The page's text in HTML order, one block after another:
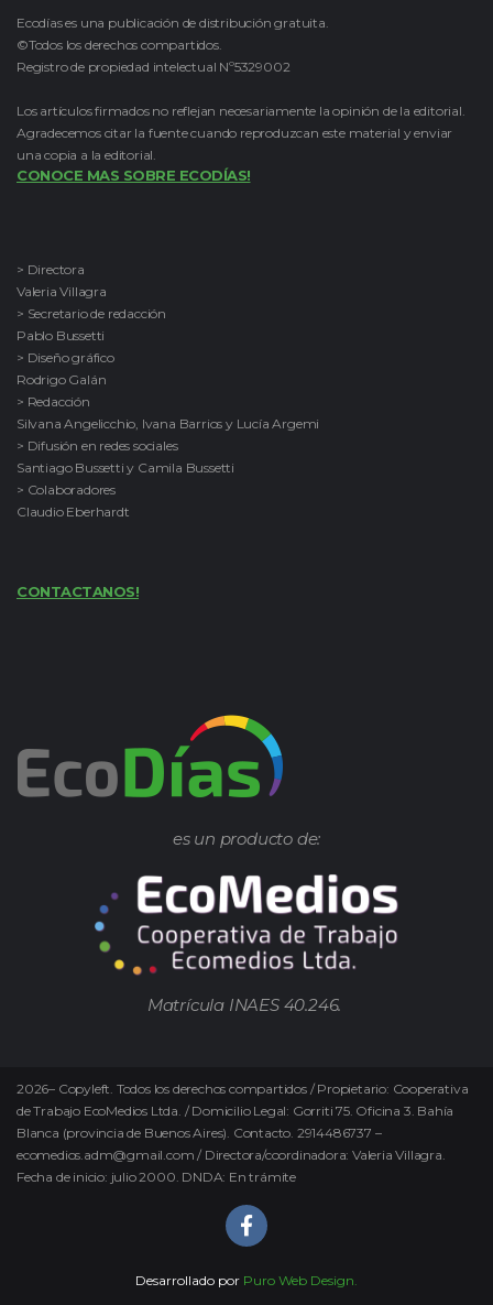
Ecodías es una publicación de distribución gratuita.
©Todos los derechos compartidos.
Registro de propiedad intelectual Nº5329002
Los artículos firmados no reflejan necesariamente la opinión de la editorial.
Agradecemos citar la fuente cuando reproduzcan este material y enviar
una copia a la editorial.
CONOCE MAS SOBRE ECODÍAS!
> Directora
Valeria Villagra
> Secretario de redacción
Pablo Bussetti
> Diseño gráfico
Rodrigo Galán
> Redacción
Silvana Angelicchio, Ivana Barrios y Lucía Argemi
> Difusión en redes sociales
Santiago Bussetti y Camila Bussetti
> Colaboradores
Claudio Eberhardt
CONTACTANOS!
es un producto de:
Matrícula INAES 40.246.
2026– Copyleft. Todos los derechos compartidos / Propietario: Cooperativa
de Trabajo EcoMedios Ltda. / Domicilio Legal: Gorriti 75. Oficina 3. Bahía
Blanca (provincia de Buenos Aires). Contacto. 2914486737 –
ecomedios.adm@gmail.com / Directora/coordinadora: Valeria Villagra.
Fecha de inicio: julio 2000. DNDA: En trámite
Desarrollado por Puro Web Design.